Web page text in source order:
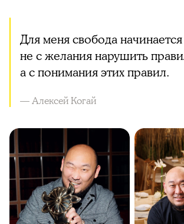
Для меня свобода начинается
не с желания нарушить
а с понимания этих правил.
— Алексей Когай